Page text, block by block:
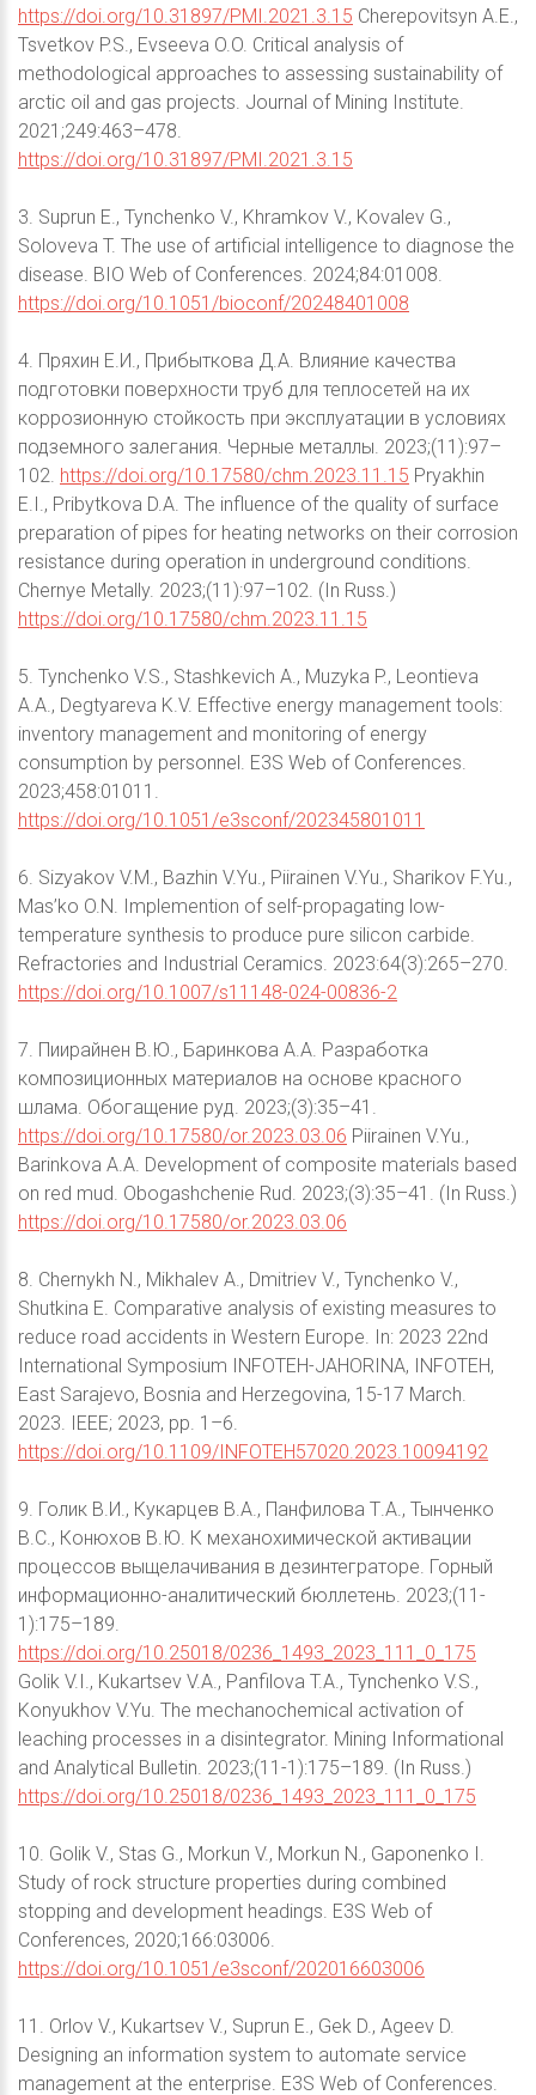
https://doi.org/10.31897/PMI.2021.3.15 Cherepovitsyn A.E.,
Tsvetkov P.S., Evseeva O.O. Critical analysis of
methodological approaches to assessing sustainability of
arctic oil and gas projects. Journal of Mining Institute.
2021;249:463–478.
https://doi.org/10.31897/PMI.2021.3.15
3. Suprun E., Tynchenko V., Khramkov V., Kovalev G.,
Soloveva T. The use of artificial intelligence to diagnose the
disease. BIO Web of Conferences. 2024;84:01008.
https://doi.org/10.1051/bioconf/20248401008
4. Пряхин Е.И., Прибыткова Д.А. Влияние качества
подготовки поверхности труб для теплосетей на их
коррозионную стойкость при эксплуатации в условиях
подземного залегания. Черные металлы. 2023;(11):97–
102. https://doi.org/10.17580/chm.2023.11.15 Pryakhin
E.I., Pribytkova D.A. The influence of the quality of surface
preparation of pipes for heating networks on their corrosion
resistance during operation in underground conditions.
Chernye Metally. 2023;(11):97–102. (In Russ.)
https://doi.org/10.17580/chm.2023.11.15
5. Tynchenko V.S., Stashkevich A., Muzyka P., Leontieva
A.A., Degtyareva K.V. Effective energy management tools:
inventory management and monitoring of energy
consumption by personnel. E3S Web of Conferences.
2023;458:01011.
https://doi.org/10.1051/e3sconf/202345801011
6. Sizyakov V.M., Bazhin V.Yu., Piirainen V.Yu., Sharikov F.Yu.,
Mas’ko O.N. Implemention of self-propagating low-
temperature synthesis to produce pure silicon carbide.
Refractories and Industrial Ceramics. 2023:64(3):265–270.
https://doi.org/10.1007/s11148-024-00836-2
7. Пиирайнен В.Ю., Баринкова А.А. Разработка
композиционных материалов на основе красного
шлама. Обогащение руд. 2023;(3):35–41.
https://doi.org/10.17580/or.2023.03.06 Piirainen V.Yu.,
Barinkova A.A. Development of composite materials based
on red mud. Obogashchenie Rud. 2023;(3):35–41. (In Russ.)
https://doi.org/10.17580/or.2023.03.06
8. Chernykh N., Mikhalev A., Dmitriev V., Tynchenko V.,
Shutkina E. Comparative analysis of existing measures to
reduce road accidents in Western Europe. In: 2023 22nd
International Symposium INFOTEH-JAHORINA, INFOTEH,
East Sarajevo, Bosnia and Herzegovina, 15-17 March.
2023. IEEE; 2023, pp. 1–6.
https://doi.org/10.1109/INFOTEH57020.2023.10094192
9. Голик В.И., Кукарцев В.А., Панфилова Т.A., Тынченко
В.С., Конюхов В.Ю. К механохимической активации
процессов выщелачивания в дезинтеграторе. Горный
информационно-аналитический бюллетень. 2023;(11-
1):175–189.
https://doi.org/10.25018/0236_1493_2023_111_0_175
Golik V.I., Kukartsev V.A., Panfilova T.A., Tynchenko V.S.,
Konyukhov V.Yu. The mechanochemical activation of
leaching processes in a disintegrator. Mining Informational
and Analytical Bulletin. 2023;(11-1):175–189. (In Russ.)
https://doi.org/10.25018/0236_1493_2023_111_0_175
10. Golik V., Stas G., Morkun V., Morkun N., Gaponenko I.
Study of rock structure properties during combined
stopping and development headings. E3S Web of
Conferences, 2020;166:03006.
https://doi.org/10.1051/e3sconf/202016603006
11. Orlov V., Kukartsev V., Suprun E., Gek D., Ageev D.
Designing an information system to automate service
management at the enterprise. E3S Web of Conferences.